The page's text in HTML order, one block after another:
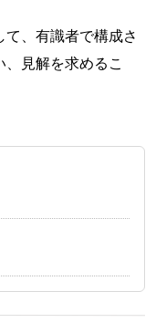
、有識者で構成さ
見解を求めるこ